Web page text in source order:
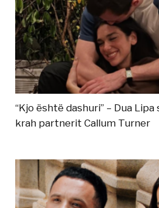
“Kjo është dashuri” – Dua
krah partnerit Callum Turner